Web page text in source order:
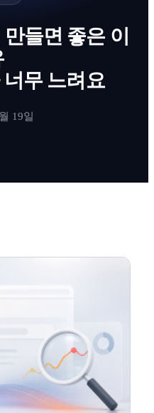
들면 좋은 이
무 느려요
19일